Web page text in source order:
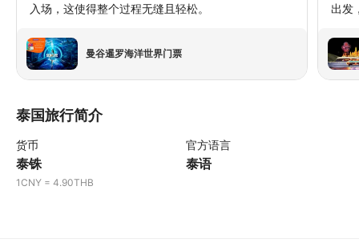
入场，这使得整个过程无缝且轻松。
曼谷暹罗海洋世界门票
出发
上的
总是
泰国旅行简介
货币
泰铢
1CNY = 4.90THB
官方语言
泰语